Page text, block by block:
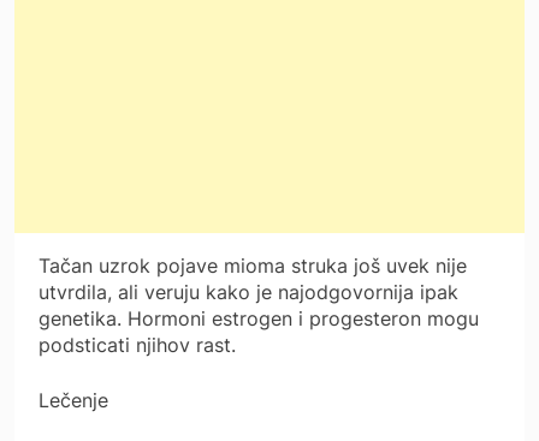
Tačan uzrok pojave mioma struka još uvek nije
utvrdila, ali veruju kako je najodgovornija ipak
genetika. Hormoni estrogen i progesteron mogu
podsticati njihov rast.
Lečenje